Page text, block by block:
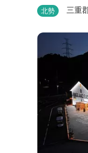
で、ミシュラ
完全自家製粉
シンプルに
北勢 三重